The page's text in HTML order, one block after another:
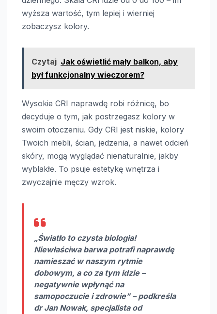
wyższa wartość, tym lepiej i wierniej
zobaczysz kolory.
Czytaj Jak oświetlić mały balkon, aby
był funkcjonalny wieczorem?
Wysokie CRI naprawdę robi różnicę, bo
decyduje o tym, jak postrzegasz kolory w
swoim otoczeniu. Gdy CRI jest niskie, kolory
Twoich mebli, ścian, jedzenia, a nawet odcień
skóry, mogą wyglądać nienaturalnie, jakby
wyblakłe. To psuje estetykę wnętrza i
zwyczajnie męczy wzrok.
„Światło to czysta biologia!
Niewłaściwa barwa potrafi naprawdę
namieszać w naszym rytmie
dobowym, a co za tym idzie –
negatywnie wpłynąć na
samopoczucie i zdrowie” – podkreśla
dr Jan Nowak, specjalista od